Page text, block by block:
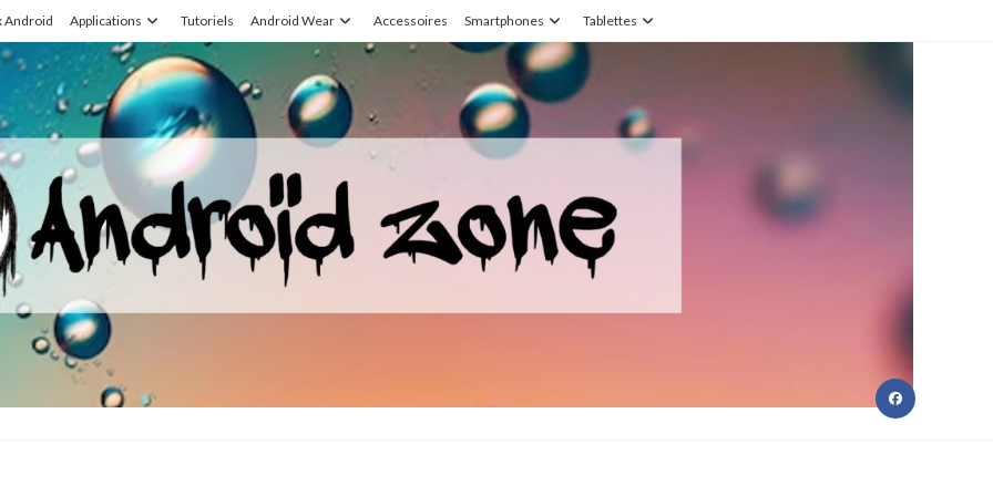
Android Applications Tutoriels Android Wear Accessoires Smartphones Tablettes